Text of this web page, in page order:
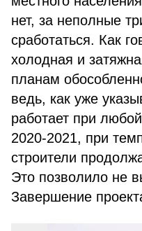
нет, за неполные
сработаться. Как
холодная и
планам
ведь, как уже
работает при
2020-2021, при
строители
Это позволило не
Завершение